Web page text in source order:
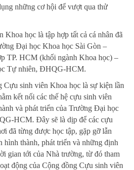
những cơ hội để vượt qua thử
Khoa học là tập hợp tất cả cá nhân đã
Đại học Khoa học Sài Gòn –
TP. HCM (khối ngành Khoa học) –
Tự nhiên, ĐHQG-HCM.
sinh viên Khoa học là sự kiện lần
kết nối các thế hệ cựu sinh viên
và phát triển của Trường Đại học
HCM. Đây sẽ là dịp để các cựu
đã từng được học tập, gặp gỡ lẫn
hình thành, phát triển và những định
gian tới của Nhà trường, từ đó tham
động của Cộng đồng Cựu sinh viên